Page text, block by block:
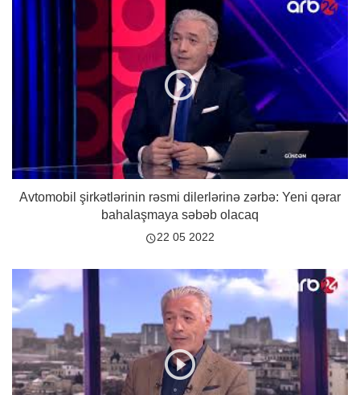
Avtomobil şirkətlərinin rəsmi dilerlərinə zərbə: Yeni qərar
bahalaşmaya səbəb olacaq
22 05 2022